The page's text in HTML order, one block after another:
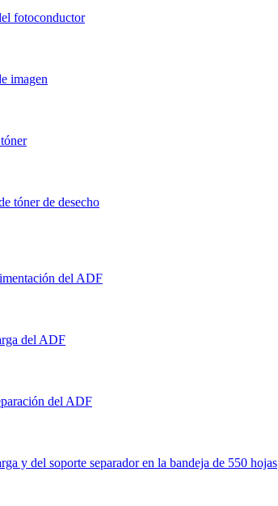
fotoconductor
imagen
tóner de desecho
del ADF
del ADF
del ADF
y del soporte separador en la bandeja de 550 hojas